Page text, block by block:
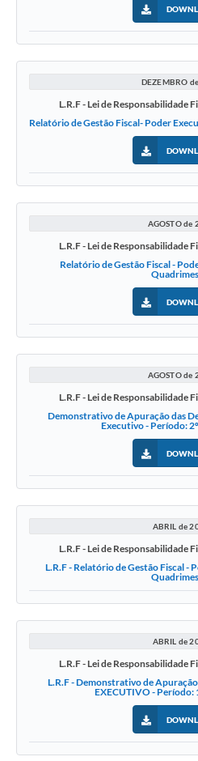
DEZEMBRO
L.R.F - Lei de Responsabilidade
Relatório de Gestão Fiscal- Poder
AGOSTO de
L.R.F - Lei de Responsabilidade
Relatório de Gestão Fiscal -
AGOSTO de
L.R.F - Lei de Responsabilidade
Demonstrativo de Apuração das
Executivo - Período:
ABRIL de
L.R.F - Lei de Responsabilidade
L.R.F - Relatório de Gestão Fiscal -
ABRIL de
L.R.F - Lei de Responsabilidade
L.R.F - Demonstrativo de Apuração
EXECUTIVO - Período: